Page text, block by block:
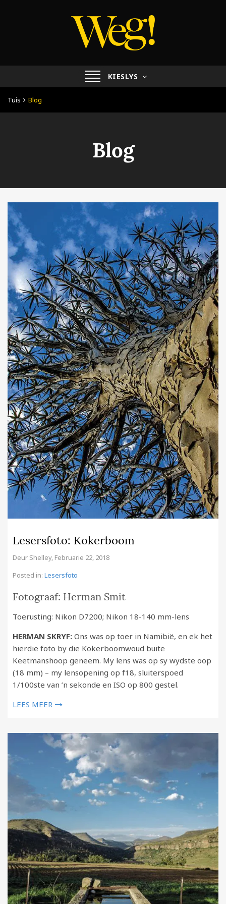
Skakel
navigasie
KIESLYS
Tuis Blog
Blog
Lesersfoto: Kokerboom
Deur Shelley, Februarie 22, 2018
Posted in: Lesersfoto
Fotograaf: Herman Smit
Toerusting: Nikon D7200; Nikon 18-140 mm-lens
HERMAN SKRYF:Ons was op toer in Namibië, en ek het
hierdie foto by die Kokerboomwoud buite
Keetmanshoop geneem. My lens was op sy wydste oop
(18 mm) – my lensopening op f18, sluiterspoed
1/100ste van ’n sekonde en ISO op 800 gestel.
LEES MEER